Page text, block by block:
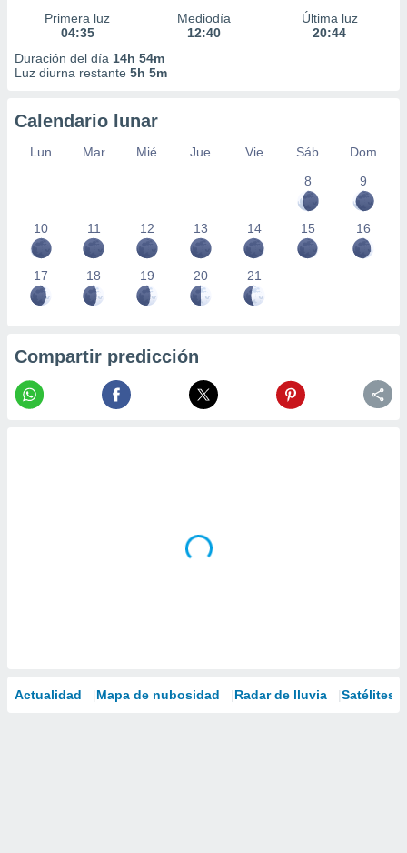
Primera luz
04:35
Mediodía
12:40
Última luz
20:44
Duración del día 14h 54m
Luz diurna restante 5h 5m
Calendario lunar
Lun Mar Mié Jue Vie Sáb
Dom
8
9
10 11 12 13 14 15 16
17 18 19 20 21
Compartir predicción
Actualidad Mapa de nubosidad Radar de lluvia Satélites